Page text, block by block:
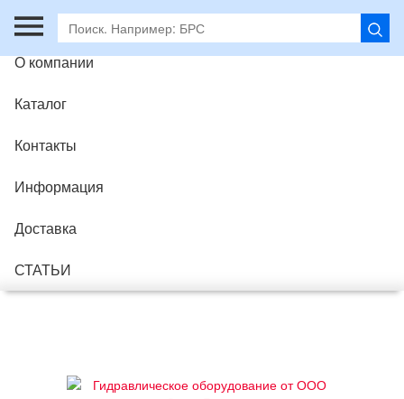
Главная
О компании
Каталог
Контакты
Информация
Доставка
СТАТЬИ